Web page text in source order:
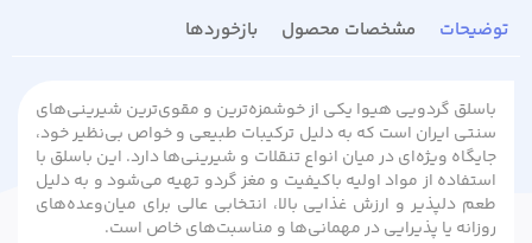
توضیحات مشخصات محصول بازخوردها
باسلق گردویی هیوا یکی از خوشمزه‌ترین و مقوی‌ترین شیرینی‌های
سنتی ایران است که به دلیل ترکیبات طبیعی و خواص بی‌نظیر خود،
جایگاه ویژه‌ای در میان انواع تنقلات و شیرینی‌ها دارد. این باسلق با
استفاده از مواد اولیه باکیفیت و مغز گردو تهیه می‌شود و به دلیل
طعم دلپذیر و ارزش غذایی بالا، انتخابی عالی برای میان‌وعده‌های
روزانه یا پذیرایی در مهمانی‌ها و مناسبت‌های خاص است.